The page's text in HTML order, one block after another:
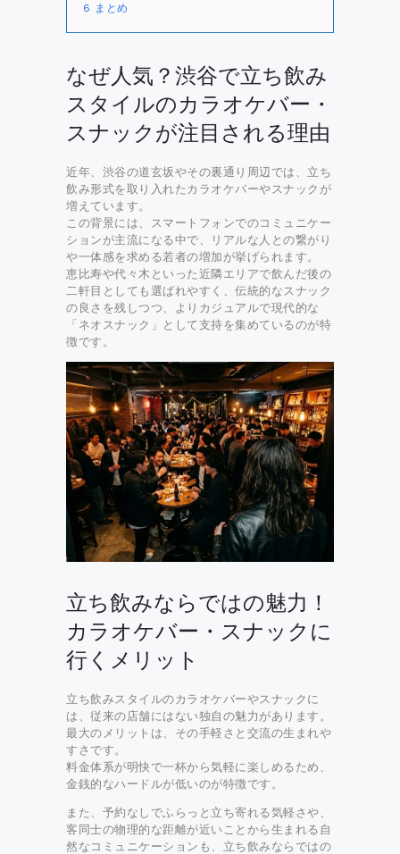
6 まとめ
なぜ人気？渋谷で立ち飲み
スタイルのカラオケバー・
スナックが注目される理由
近年、渋谷の道玄坂やその裏通り周辺では、立ち
飲み形式を取り入れたカラオケバーやスナックが
増えています。
この背景には、スマートフォンでのコミュニケー
ションが主流になる中で、リアルな人との繋がり
や一体感を求める若者の増加が挙げられます。
恵比寿や代々木といった近隣エリアで飲んだ後の
二軒目としても選ばれやすく、伝統的なスナック
の良さを残しつつ、よりカジュアルで現代的な
「ネオスナック」として支持を集めているのが特
徴です。
立ち飲みならではの魅力！
カラオケバー・スナックに
行くメリット
立ち飲みスタイルのカラオケバーやスナックに
は、従来の店舗にはない独自の魅力があります。
最大のメリットは、その手軽さと交流の生まれや
すさです。
料金体系が明快で一杯から気軽に楽しめるため、
金銭的なハードルが低いのが特徴です。
また、予約なしでふらっと立ち寄れる気軽さや、
客同士の物理的な距離が近いことから生まれる自
然なコミュニケーションも、立ち飲みならではの